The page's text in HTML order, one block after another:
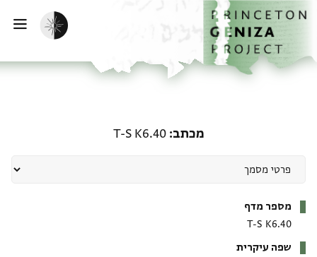
לתוכןהבית
הפעלת מצב כהה
מכתב T-S K6.40
מספר מדף
T-S K6.40
שפה עיקרית